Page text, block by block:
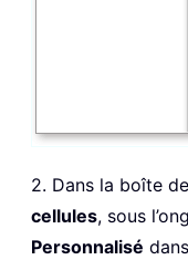
2. Dans la boîte
cellules, sous
Personnalisé